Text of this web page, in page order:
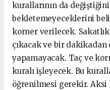
kurallarının da
bekletemeyeceklerini
korner verilecek.
çıkacak ve bir dakikadan
yapamayacak. Taç ve
kuralı işleyecek. Bu
öğrenilmesi gerekir. Aksi